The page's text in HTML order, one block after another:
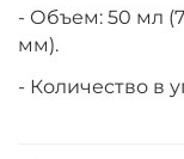
- Объем: 50 мл
мм).
- Количество в